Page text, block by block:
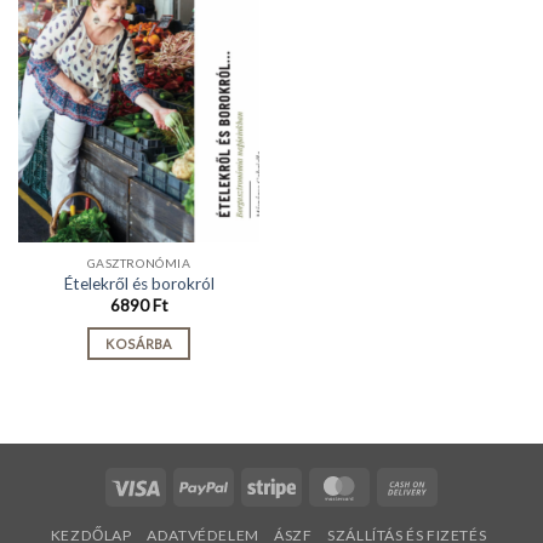
GASZTRONÓMIA
Ételekről és borokról
6890Ft
KOSÁRBA
Visa PayPal Stripe MasterCard
KEZDŐLAP ADATVÉDELEM ÁSZF SZÁLLÍTÁS ÉS FIZETÉS